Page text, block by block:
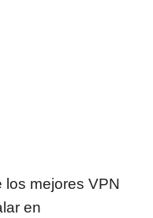
los mejores VPN
en